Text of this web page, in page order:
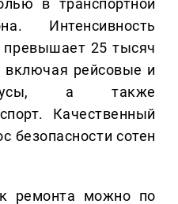
в транспортной
Интенсивность
превышает 25 тысяч
включая рейсовые и
а также
Качественный
безопасности сотен
ремонта можно по